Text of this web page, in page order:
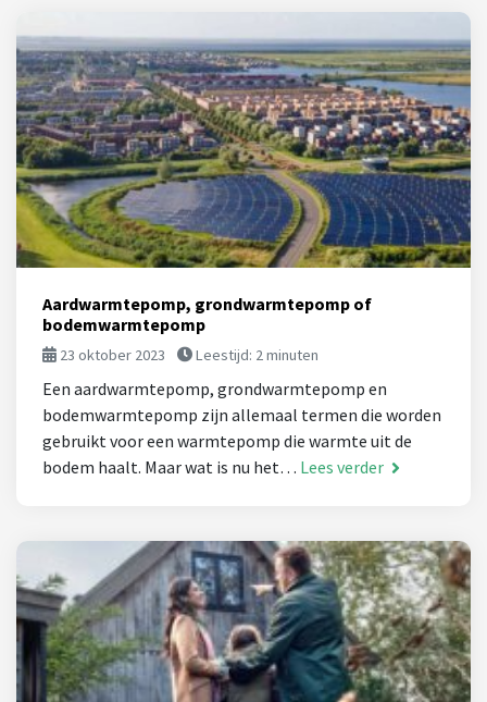
Aardwarmtepomp, grondwarmtepomp of
bodemwarmtepomp
23 oktober 2023 Leestijd: 2minuten
Een aardwarmtepomp, grondwarmtepomp en
bodemwarmtepomp zijn allemaal termen die worden
gebruikt voor een warmtepomp die warmte uit de
bodem haalt. Maar wat is nu het… Lees verder